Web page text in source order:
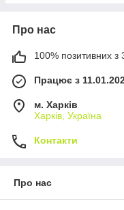
Про нас
100% позитивних з
Працює з
м. Харків
Харків, Україна
Контакти
Про нас